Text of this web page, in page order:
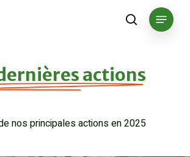
search
Menu
actions
nos principales actions en 2025